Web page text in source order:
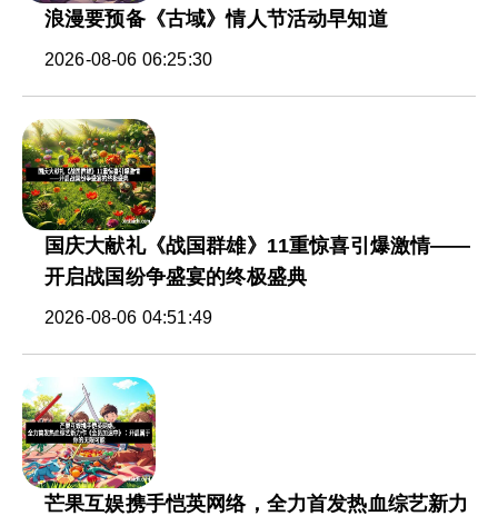
浪漫要预备《古域》情人节活动早知道
2026-08-06 06:25:30
国庆大献礼《战国群雄》11重惊喜引爆激情——
开启战国纷争盛宴的终极盛典
2026-08-06 04:51:49
芒果互娱携手恺英网络，全力首发热血综艺新力